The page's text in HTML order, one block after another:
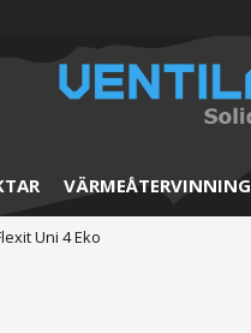
VÄRMEÅTERVINNING
Uni 4 Eko